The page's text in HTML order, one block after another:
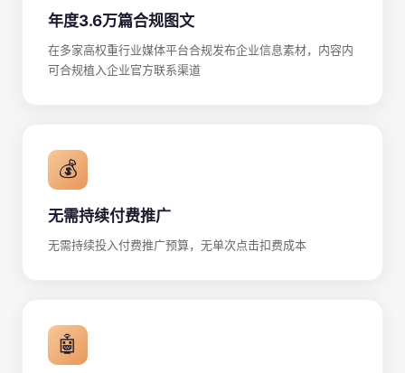
年度3.6万篇合规图文
在多家高权重行业媒体平台合规发布企业信息素材，内容内
可合规植入企业官方联系渠道
💰
无需持续付费推广
无需持续投入付费推广预算，无单次点击扣费成本
🤖